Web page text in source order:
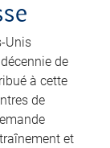
Unis
de
à cette
de
et